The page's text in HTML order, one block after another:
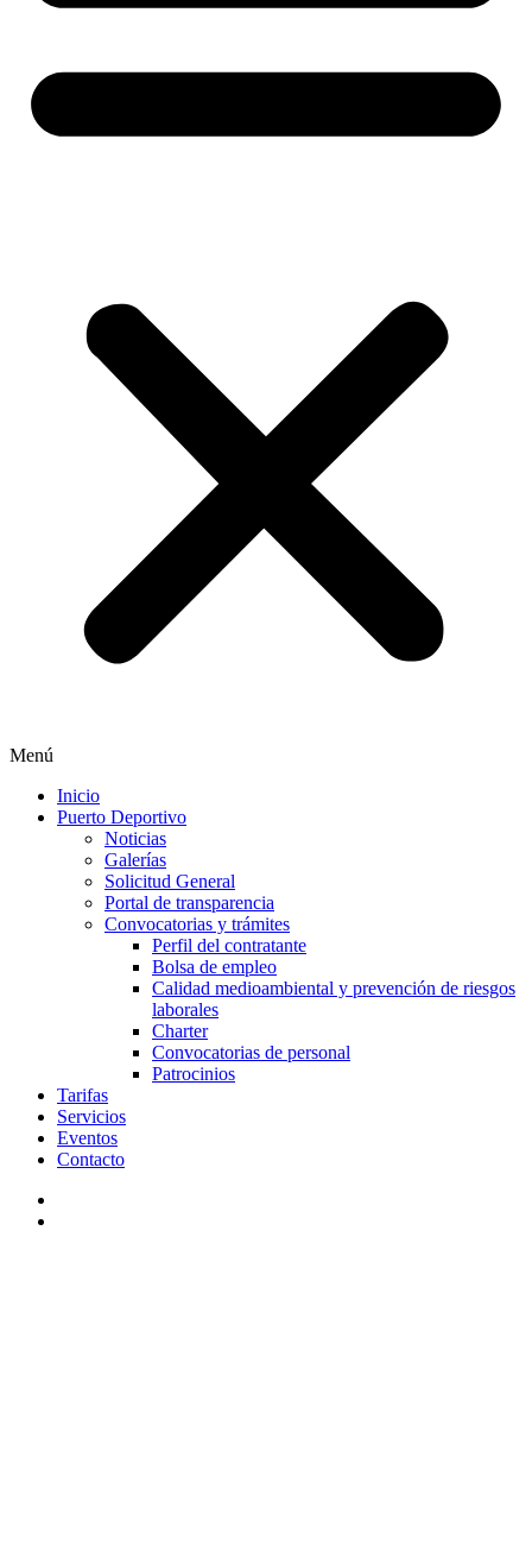
Menú
Inicio
Puerto Deportivo
Noticias
Galerías
Solicitud General
Portal de transparencia
Convocatorias y trámites
Perfil del contratante
Bolsa de empleo
Calidad medioambiental y prevención de riesgos
laborales
Charter
Convocatorias de personal
Patrocinios
Tarifas
Servicios
Eventos
Contacto